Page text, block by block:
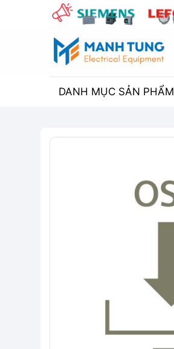
DANH MỤC SẢN PHẨM